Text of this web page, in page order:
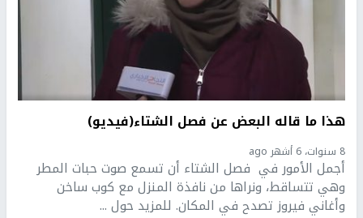
هذا ما قاله البعض عن فصل الشتاء(فيديو)
8 سنوات، 6 أشهر ago
أجمل الأمور في فصل الشتاء أن تسمع صوت حبات المطر
وهي تتساقط، ونراها من نافذة المنزل مع كوب ساخن
وأغاني فيروز تصدح في المكان. للمزيد حول ...